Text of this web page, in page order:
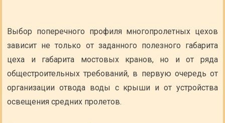
Выбор поперечного профиля многопролетных цехов
зависит не только от заданного полезного габарита
цеха и габарита мостовых кранов, но и от ряда
общестроительных требований, в первую очередь от
организации отвода воды с крыши и от устройства
освещения средних пролетов.